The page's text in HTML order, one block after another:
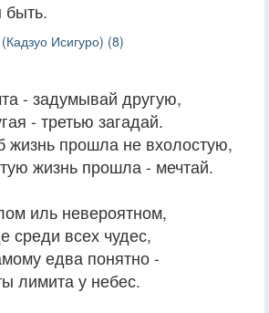
быть.
Исигуро) (8)
- задумывай другую,
- третью загадай.
жизнь прошла не вхолостую,
жизнь прошла - мечтай.
иль невероятном,
среди всех чудес,
едва понятно -
лимита у небес.